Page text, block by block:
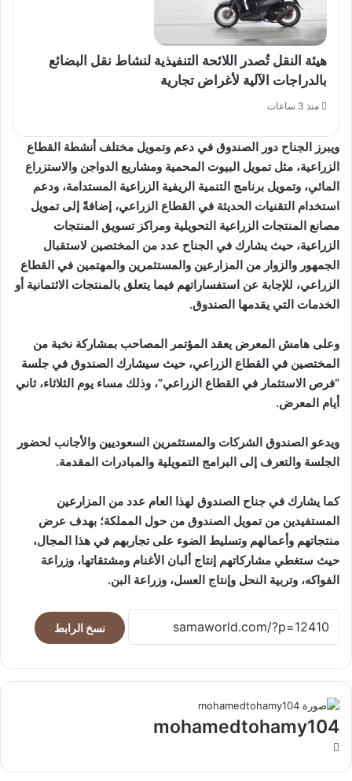
هيئة النقل تُصدر اللائحة التنفيذية لنشاط نقل البضائع
بالدراجات الآلية لأغراض تجارية
منذ 3 ساعات
ويبرز الجناح دور الصندوق في دعم وتمويل مختلف أنشطة القطاع
الزراعية، مثل تمويل البيوت المحمية ومشاريع الدواجن والاستزراع
المائي، وتمويل برنامج التنمية الريفية الزراعية المستدامة، ودعم
استخدام التقنيات الحديثة في القطاع الزراعي، إضافةً إلى تمويل
مصانع المنتجات الزراعية التحويلية ومراكز تسويق المنتجات
الزراعية، حيث يشارك في الجناح عدد من المختصين لاستقبال
الجمهور والزوار من المزارعين والمستثمرين والمهتمين في القطاع
الزراعي، للإجابة عن استفساراتهم فيما يتعلق بالمنتجات الائتمانية أو
الخدمات التي يقدمها الصندوق.
وعلى هامش المعرض يعقد المؤتمر المصاحب بمشاركة نخبة من
المختصين في القطاع الزراعي، حيث سيشارك الصندوق في جلسة
“فرص الاستثمار في القطاع الزراعي”، وذلك مساء يوم الثلاثاء، ثاني
أيام المعرض.
ويدعو الصندوق الشركات والمستثمرين السعوديين والأجانب لحضور
الجلسة والتعرف إلى البرامج التمويلية والمبادرات المقدمة.
كما يشارك في جناح الصندوق لهذا العام عدد من المزارعين
المستفيدين من تمويل الصندوق من حول المملكة؛ بهدف عرض
منتجاتهم وأعمالهم وتسليط الضوء على تجاربهم في هذا المجال،
حيث ستغطي مشاركاتهم إنتاج ألبان الأغنام ومشتقاتها، وزراعة
الفواكه، وتربية النحل وإنتاج العسل، وزراعة البن.
نسخ الرابط
mohamedtohamy104